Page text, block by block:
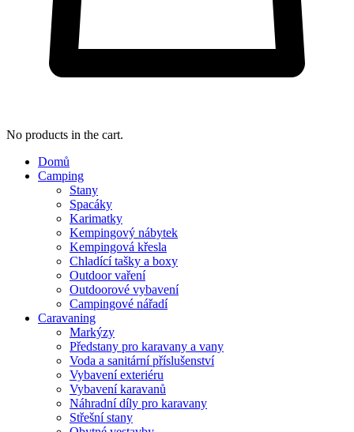
No products in the cart.
Domů
Camping
Stany
Spacáky
Karimatky
Kempingový nábytek
Kempingová křesla
Chladící tašky a boxy
Outdoor vaření
Outdoorové vybavení
Campingové nářadí
Caravaning
Markýzy
Předstany pro karavany a vany
Voda a sanitární příslušenství
Vybavení exteriéru
Vybavení karavanů
Náhradní díly pro karavany
Střešní stany